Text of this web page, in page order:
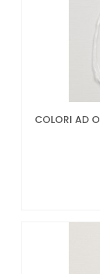
COLORI AD